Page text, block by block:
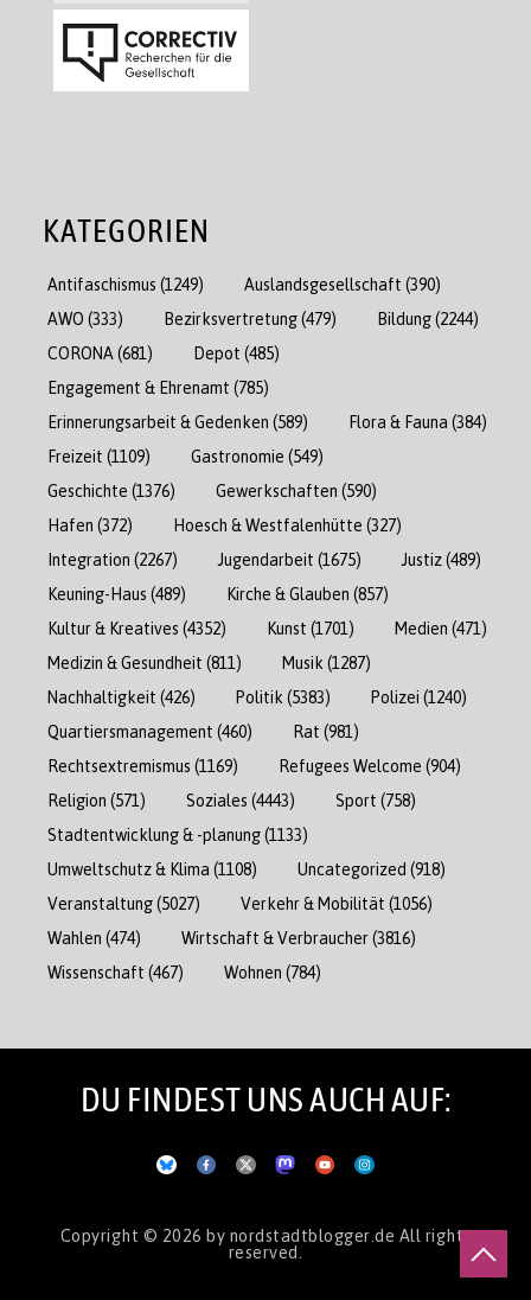
KATEGORIEN
Antifaschismus (1249) Auslandsgesellschaft (390)
AWO (333) Bezirksvertretung(479) Bildung(2244)
CORONA (681) Depot (485)
Engagement & Ehrenamt (785)
Erinnerungsarbeit & Gedenken (589) Flora & Fauna (384)
Freizeit (1109) Gastronomie (549)
Geschichte (1376) Gewerkschaften (590)
Hafen (372) Hoesch & Westfalenhütte (327)
Integration (2267) Jugendarbeit (1675) Justiz(489)
Keuning-Haus (489) Kirche & Glauben (857)
Kultur & Kreatives (4352) Kunst (1701) Medien (471)
Medizin & Gesundheit (811) Musik (1287)
Nachhaltigkeit (426) Politik (5383) Polizei (1240)
Quartiersmanagement (460) Rat (981)
Rechtsextremismus (1169) Refugees Welcome (904)
Religion (571) Soziales (4443) Sport (758)
Stadtentwicklung & -planung(1133)
Umweltschutz & Klima (1108) Uncategorized (918)
Veranstaltung(5027) Verkehr & Mobilität (1056)
Wahlen (474) Wirtschaft & Verbraucher(3816)
Wissenschaft (467) Wohnen (784)
DU FINDEST UNS AUCH AUF:
Copyright © 2026 by nordstadtblogger.de All rights
reserved.